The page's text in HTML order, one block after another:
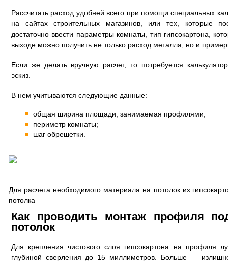
Рассчитать расход удобней всего при помощи специальных
на сайтах строительных магазинов, или тех, которые
достаточно ввести параметры комнаты, тип гипсокартона,
выходе можно получить не только расход металла, но и
Если же делать вручную расчет, то потребуется
эскиз.
В нем учитываются следующие данные:
общая ширина площади, занимаемая профилями;
периметр комнаты;
шаг обрешетки.
Для расчета необходимого материала на потолок из
потолка
Как проводить монтаж профиля
потолок
Для крепления чистового слоя гипсокартона на профиля
глубиной сверления до 15 миллиметров. Больше —